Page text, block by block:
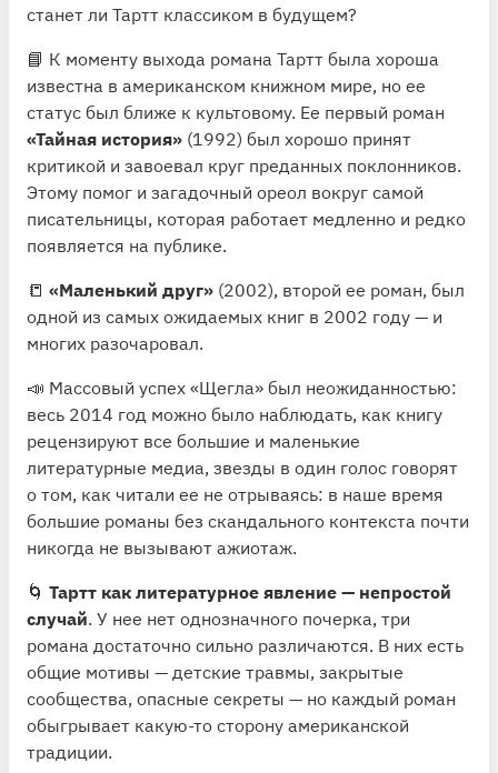
станет ли Тартт классиком в будущем?
📘 К моменту выхода романа Тартт была хороша
известна в американском книжном мире, но ее
статус был ближе к культовому. Ее первый роман
«Тайная история» (1992) был хорошо принят
критикой и завоевал круг преданных поклонников.
Этому помог и загадочный ореол вокруг самой
писательницы, которая работает медленно и редко
появляется на публике.
📒 «Маленький друг» (2002), второй ее роман, был
одной из самых ожидаемых книг в 2002 году — и
многих разочаровал.
📣 Массовый успех «Щегла» был неожиданностью:
весь 2014 год можно было наблюдать, как книгу
рецензируют все большие и маленькие
литературные медиа, звезды в один голос говорят
о том, как читали ее не отрываясь: в наше время
большие романы без скандального контекста почти
никогда не вызывают ажиотаж.
🌀 Тартт как литературное явление — непростой
случай. У нее нет однозначного почерка, три
романа достаточно сильно различаются. В них есть
общие мотивы — детские травмы, закрытые
сообщества, опасные секреты — но каждый роман
обыгрывает какую-то сторону американской
традиции.